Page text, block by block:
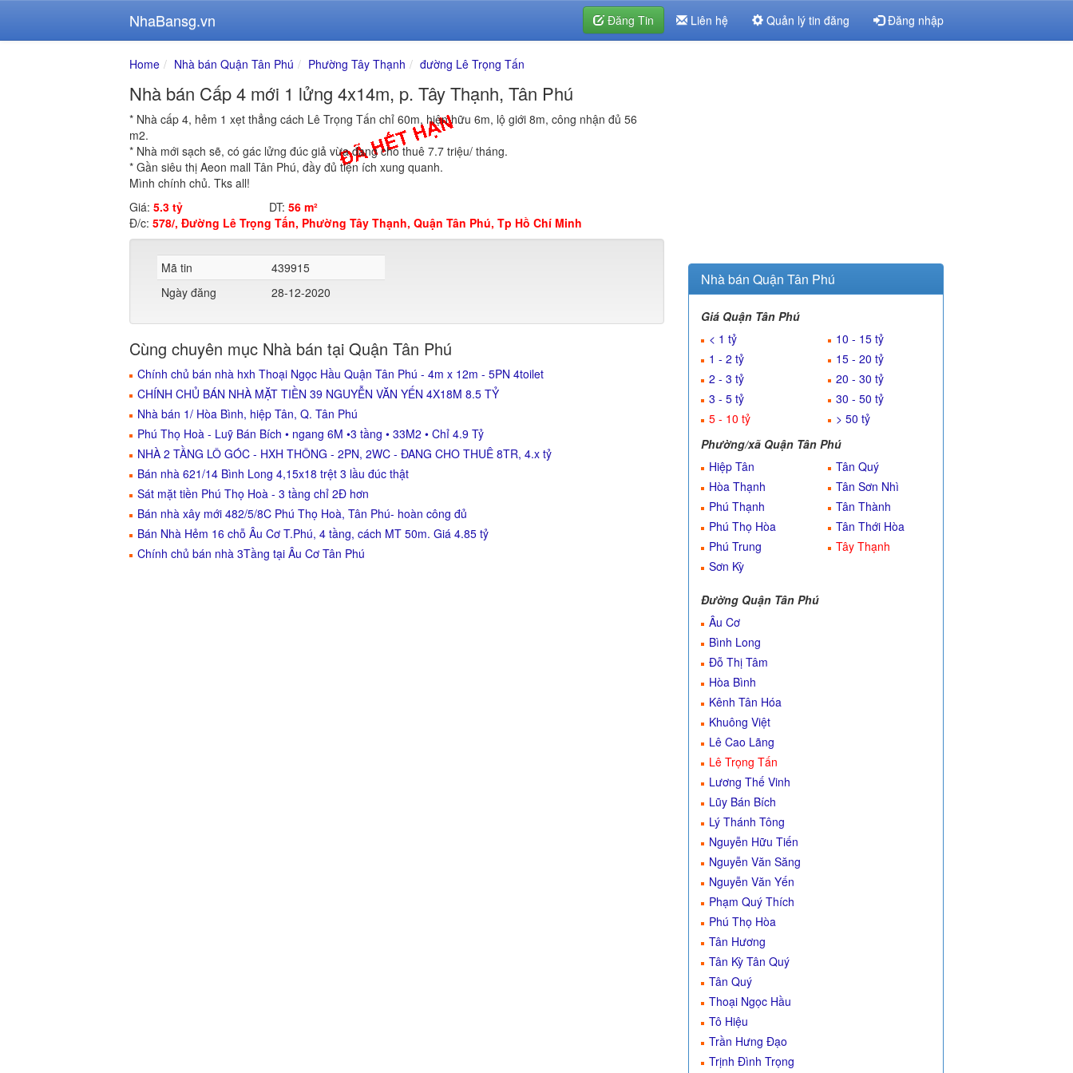
NhaBansg.vn Đăng Tin Liên hệ Quản lý tin đăng Đăng nhập
Home Nhà bán Quận Tân Phú Phường Tây Thạnh đường Lê Trọng Tấn
Nhà bán Cấp 4 mới 1 lửng 4x14m, p. Tây Thạnh, Tân Phú
* Nhà cấp 4, hẻm 1 xẹt thẳng cách Lê Trọng Tấn chỉ 60m, hiện hữu 6m, lộ giới 8m, công nhận đủ 56
m2.
* Nhà mới sạch sẽ, có gác lửng đúc giả vừa đang cho thuê 7.7 triệu/ tháng.
* Gần siêu thị Aeon mall Tân Phú, đầy đủ tiện ích xung quanh.
Mình chính chủ. Tks all!
Giá: 5.3 tỷ DT: 56 m²
Đ/c: 578/, Đường Lê Trọng Tấn, Phường Tây Thạnh, Quận Tân Phú, Tp Hồ Chí Minh
Mã tin
439915
Ngày đăng
28-12-2020
Cùng chuyên mục Nhà bán tại Quận Tân Phú
Chính chủ bán nhà hxh Thoại Ngọc Hầu Quận Tân Phú - 4m x 12m - 5PN 4toilet
CHÍNH CHỦ BÁN NHÀ MẶT TIỀN 39 NGUYỄN VĂN YẾN 4X18M 8.5 TỶ
Nhà bán 1/ Hòa Bình, hiệp Tân, Q. Tân Phú
Phú Thọ Hoà - Luỹ Bán Bích • ngang 6M •3 tầng • 33M2 • Chỉ 4.9 Tỷ
NHÀ 2 TẦNG LÔ GÓC - HXH THÔNG - 2PN, 2WC - ĐANG CHO THUÊ 8TR, 4.x tỷ
Bán nhà 621/14 Bình Long 4,15x18 trệt 3 lầu đúc thật
Sát mặt tiền Phú Thọ Hoà - 3 tầng chỉ 2Đ hơn
Bán nhà xây mới 482/5/8C Phú Thọ Hoà, Tân Phú- hoàn công đủ
Bán Nhà Hẻm 16 chỗ Âu Cơ T.Phú, 4 tầng, cách MT 50m. Giá 4.85 tỷ
Chính chủ bán nhà 3Tầng tại Âu Cơ Tân Phú
Nhà bán Quận Tân Phú
Giá Quận Tân Phú
< 1 tỷ
1 - 2 tỷ
2 - 3 tỷ
3 - 5 tỷ
5 - 10 tỷ
10 - 15 tỷ
15 - 20 tỷ
20 - 30 tỷ
30 - 50 tỷ
> 50 tỷ
Phường/xã Quận Tân Phú
Hiệp Tân
Hòa Thạnh
Phú Thạnh
Phú Thọ Hòa
Phú Trung
Sơn Kỳ
Tân Quý
Tân Sơn Nhì
Tân Thành
Tân Thới Hòa
Tây Thạnh
Đường Quận Tân Phú
Âu Cơ
Bình Long
Đỗ Thị Tâm
Hòa Bình
Kênh Tân Hóa
Khuông Việt
Lê Cao Lãng
Lê Trọng Tấn
Lương Thế Vinh
Lũy Bán Bích
Lý Thánh Tông
Nguyễn Hữu Tiến
Nguyễn Văn Săng
Nguyễn Văn Yến
Phạm Quý Thích
Phú Thọ Hòa
Tân Hương
Tân Kỳ Tân Quý
Tân Quý
Thoại Ngọc Hầu
Tô Hiệu
Trần Hưng Đạo
Trịnh Đình Trọng